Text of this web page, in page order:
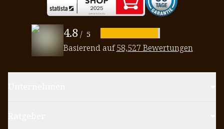
4.8 / 5
Basierend auf58,527 Bewertungen